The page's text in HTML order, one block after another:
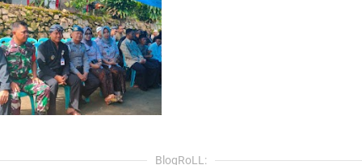
BlogRoLL: